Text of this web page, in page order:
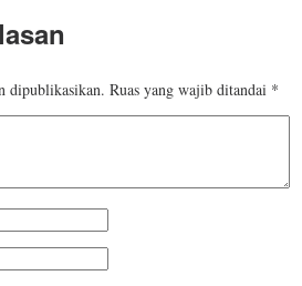
dipublikasikan. Ruas yang wajib ditandai *